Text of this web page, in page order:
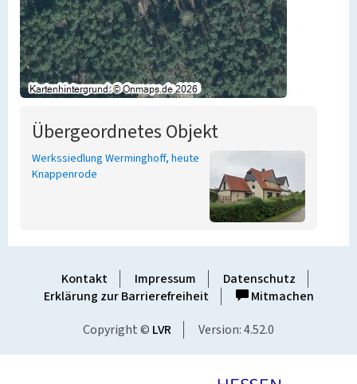
Übergeordnetes Objekt
Werkssiedlung Werminghoff, heute
Knappenrode
Kontakt Impressum
Datenschutz
Erklärung zur Barrierefreiheit
Mitmachen
Copyright © LVR Version: 4.52.0